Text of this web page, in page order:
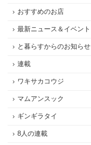
おすすめのお店
最新ニュース＆イベント
と暮らすからのお知らせ
連載
ワキサカコウジ
マムアンスック
ギンギラタイ
8人の連載